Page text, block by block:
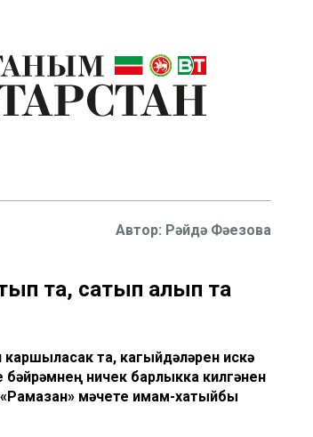
Рәйдә Фәезова
та, сатып алып та
та, кагыйдәләрен искә
ничек барлыкка килгәнен
«Рамазан» мәчете имам-хатыйбы